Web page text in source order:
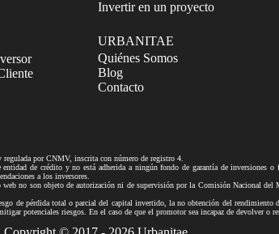
Invertir en un proyecto
URBANITAE
Quiénes Somos
Blog
Contacto
por CNMV, inscrita con número de registro 4.
de crédito y no está adherida a ningún fondo de garantía de inversiones
a los inversores.
no son objeto de autorización ni de supervisión por la Comisión Nacional del
de pérdida total o parcial del capital invertido, la no obtención del
potenciales riesgos. En el caso de que el promotor sea incapaz de